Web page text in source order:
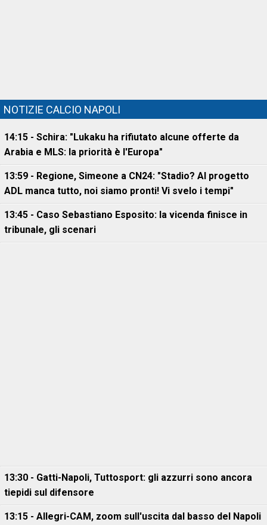
NOTIZIE CALCIO NAPOLI
14:15 - Schira: "Lukaku ha rifiutato alcune offerte da
Arabia e MLS: la priorità è l'Europa"
13:59 - Regione, Simeone a CN24: "Stadio? Al progetto
ADL manca tutto, noi siamo pronti! Vi svelo i tempi"
13:45 - Caso Sebastiano Esposito: la vicenda finisce in
tribunale, gli scenari
13:30 - Gatti-Napoli, Tuttosport: gli azzurri sono ancora
tiepidi sul difensore
13:15 - Allegri-CAM, zoom sull'uscita dal basso del Napoli